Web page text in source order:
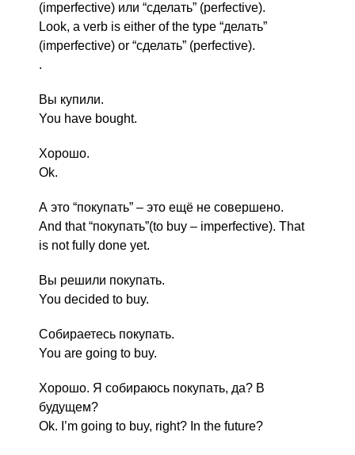
(imperfective) или “сделать” (perfective).
Look, a verb is either of the type “делать”
(imperfective) or “сделать” (perfective).
.
Вы купили.
You have bought.
Хорошо.
Ok.
А это “покупать” – это ещё не совершено.
And that “покупать”(to buy – imperfective). That
is not fully done yet.
Вы решили покупать.
You decided to buy.
Собираетесь покупать.
You are going to buy.
Хорошо. Я собираюсь покупать, да? В
будущем?
Ok. I’m going to buy, right? In the future?